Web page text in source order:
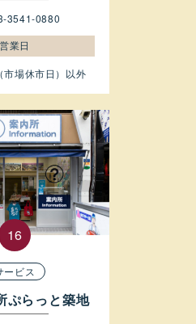
3541-0880
営業日
市場休市日）以外
ービス
ぷらっと築地